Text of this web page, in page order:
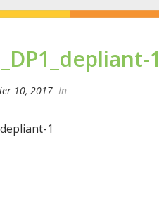
1
10, 2017 In
1